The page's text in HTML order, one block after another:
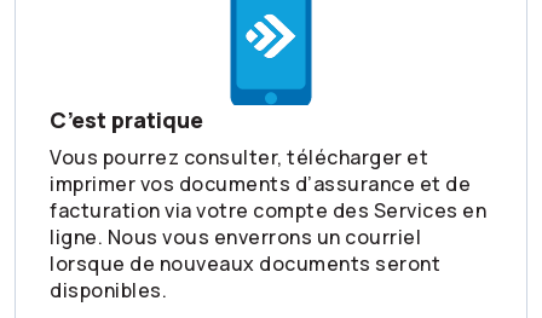
C’est pratique
Vous pourrez consulter, télécharger et
imprimer vos documents d’assurance et de
facturation via votre compte des Services en
ligne. Nous vous enverrons un courriel
lorsque de nouveaux documents seront
disponibles.